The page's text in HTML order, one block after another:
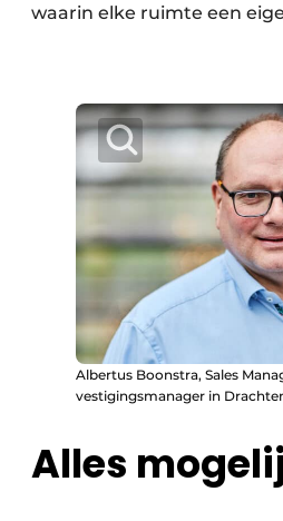
waarin elke ruimte een
Albertus Boonstra, Sales
vestigingsmanager in
Alles